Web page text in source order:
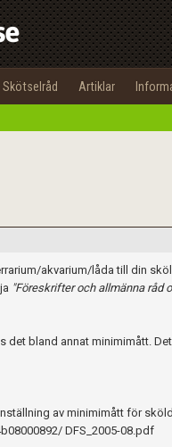
Skötselråd Artiklar
akvarium/låda till din
"Föreskrifter och allmänna råd
det bland annat minimimått.
av minimimått för
DFS_2005-08.pdf
Namn:
Epost:
Terms